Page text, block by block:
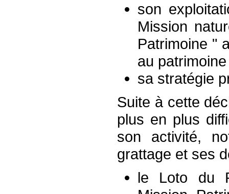
son
Mission
Patrimoine "
au
sa stratégie
Suite à cette
plus en plus
son activité,
grattage et ses
le Loto du